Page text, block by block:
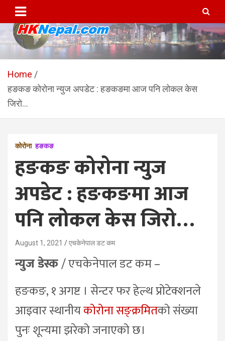
content
HKNepal.com – हङकङबाट
सञ्चालित पहिलो नेपाली अनलाईन
पत्रिका
hknepal, hknepal.com, hk nepal, hk nepal com
Home
हङकङ कोरोना न्युज अपडेट : हङकङमा आज पनि लोकल केस
जिरो…
कोरोना हङकङ
हङकङ कोरोना न्युज
अपडेट : हङकङमा आज
पनि लोकल केस जिरो…
August 1, 2021 एचकेनेपाल डट कम
न्युज डेस्क/ एचकेनेपाल डट कम –
हङकङ, १ अगष्ट । सेन्टर फर हेल्थ प्रोटेक्शनले
आइवार स्थानीयकोरोना सङ्क्रमितको संख्या
पुनः शून्यमा झरेको जनाएको छ।